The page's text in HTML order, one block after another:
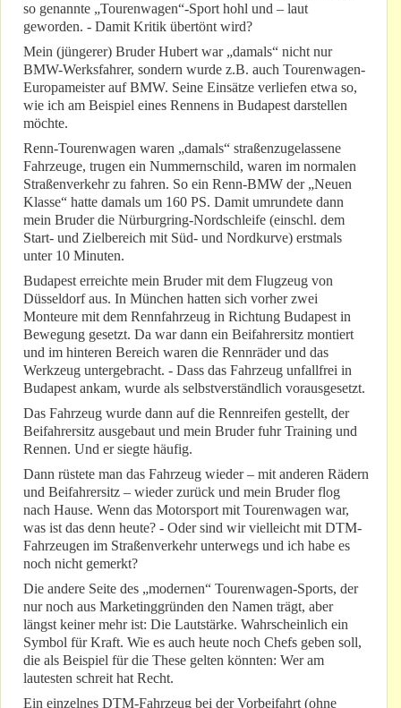
so genannte „Tourenwagen“-Sport hohl und – laut
geworden. - Damit Kritik übertönt wird?
Mein (jüngerer) Bruder Hubert war „damals“ nicht nur
BMW-Werksfahrer, sondern wurde z.B. auch Tourenwagen-
Europameister auf BMW. Seine Einsätze verliefen etwa so,
wie ich am Beispiel eines Rennens in Budapest darstellen
möchte.
Renn-Tourenwagen waren „damals“ straßenzugelassene
Fahrzeuge, trugen ein Nummernschild, waren im normalen
Straßenverkehr zu fahren. So ein Renn-BMW der „Neuen
Klasse“ hatte damals um 160 PS. Damit umrundete dann
mein Bruder die Nürburgring-Nordschleife (einschl. dem
Start- und Zielbereich mit Süd- und Nordkurve) erstmals
unter 10 Minuten.
Budapest erreichte mein Bruder mit dem Flugzeug von
Düsseldorf aus. In München hatten sich vorher zwei
Monteure mit dem Rennfahrzeug in Richtung Budapest in
Bewegung gesetzt. Da war dann ein Beifahrersitz montiert
und im hinteren Bereich waren die Rennräder und das
Werkzeug untergebracht. - Dass das Fahrzeug unfallfrei in
Budapest ankam, wurde als selbstverständlich vorausgesetzt.
Das Fahrzeug wurde dann auf die Rennreifen gestellt, der
Beifahrersitz ausgebaut und mein Bruder fuhr Training und
Rennen. Und er siegte häufig.
Dann rüstete man das Fahrzeug wieder – mit anderen Rädern
und Beifahrersitz – wieder zurück und mein Bruder flog
nach Hause. Wenn das Motorsport mit Tourenwagen war,
was ist das denn heute? - Oder sind wir vielleicht mit DTM-
Fahrzeugen im Straßenverkehr unterwegs und ich habe es
noch nicht gemerkt?
Die andere Seite des „modernen“ Tourenwagen-Sports, der
nur noch aus Marketinggründen den Namen trägt, aber
längst keiner mehr ist: Die Lautstärke. Wahrscheinlich ein
Symbol für Kraft. Wie es auch heute noch Chefs geben soll,
die als Beispiel für die These gelten könnten: Wer am
lautesten schreit hat Recht.
Ein einzelnes DTM-Fahrzeug bei der Vorbeifahrt (ohne